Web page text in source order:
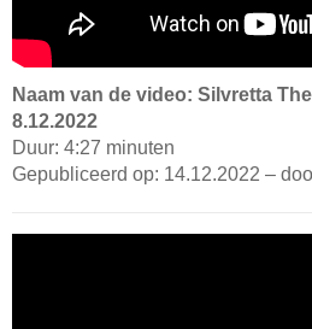
Naam van de video: Silvretta
8.12.2022
Duur: 4:27 minuten
Gepubliceerd op: 14.12.2022 –